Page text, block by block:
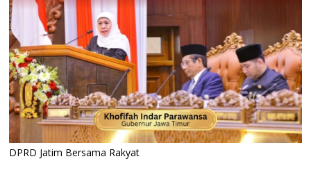
DPRD Jatim Bersama Rakyat